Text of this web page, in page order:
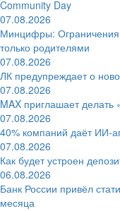
Community Day
07.08.2026
Минцифры: Ограничения
только родителями
07.08.2026
ЛК предупреждает о
07.08.2026
MAX приглашает делать
07.08.2026
40% компаний даёт
07.08.2026
Как будет устроен
06.08.2026
Банк России привёл
месяца